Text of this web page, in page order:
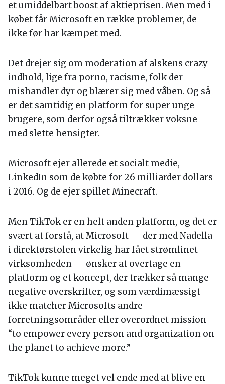
et umiddelbart boost af aktieprisen. Men med i
købet får Microsoft en række problemer, de
ikke før har kæmpet med.
Det drejer sig om moderation af alskens crazy
indhold, lige fra porno, racisme, folk der
mishandler dyr og blærer sig med våben. Og så
er det samtidig en platform for super unge
brugere, som derfor også tiltrækker voksne
med slette hensigter.
Microsoft ejer allerede et socialt medie,
LinkedIn som de købte for 26 milliarder dollars
i 2016. Og de ejer spillet Minecraft.
Men TikTok er en helt anden platform, og det er
svært at forstå, at Microsoft — der med Nadella
i direktørstolen virkelig har fået strømlinet
virksomheden — ønsker at overtage en
platform og et koncept, der trækker så mange
negative overskrifter, og som værdimæssigt
ikke matcher Microsofts andre
forretningsområder eller overordnet mission
“to empower every person and organization on
the planet to achieve more.”
TikTok kunne meget vel ende med at blive en